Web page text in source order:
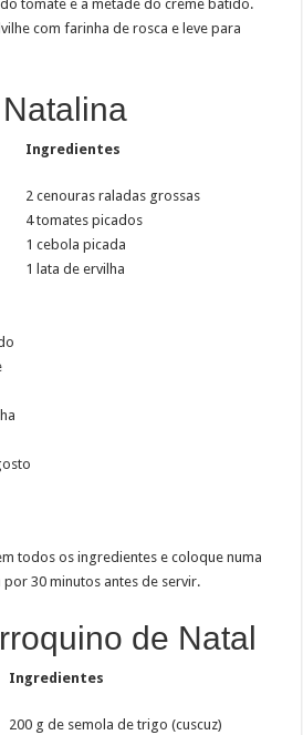
tomate e a metade do creme batido.
com farinha de rosca e leve para
Ingredientes
2 cenouras raladas grossas
4 tomates picados
1 cebola picada
1 lata de ervilha
todos os ingredientes e coloque numa
30 minutos antes de servir.
de Natal
Ingredientes
200 g de semola de trigo (cuscuz)